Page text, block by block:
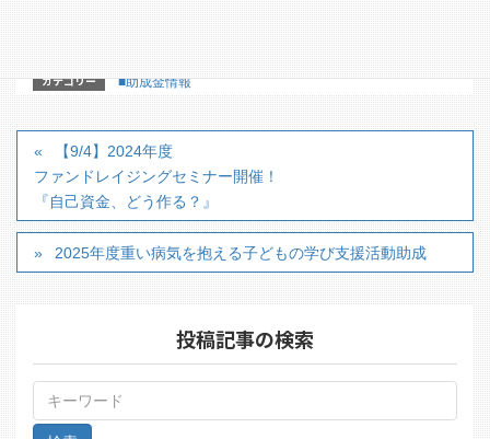
カテゴリー ■助成金情報
【9/4】2024年度
ファンドレイジングセミナー開催！
『自己資金、どう作る？』
2025年度重い病気を抱える子どもの学び支援活動助成
投稿記事の検索